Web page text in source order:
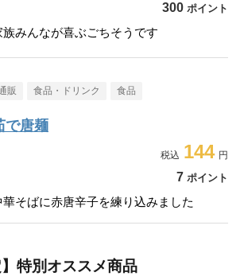
300 ポイント
族みんなが喜ぶごちそうです
販 食品・ドリンク 食品
で唐麺
144
7 ポイント
華そばに赤唐辛子を練り込みました
】特別オススメ商品